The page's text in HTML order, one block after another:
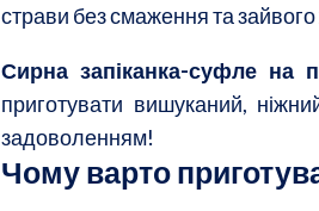
страви без смаження та
Сирна запіканка-суфле на
приготувати вишуканий,
задоволенням!
Чому варто